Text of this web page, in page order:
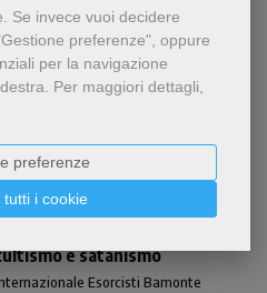
Se invece vuoi decidere
preferenze", oppure
per la navigazione
Per maggiori dettagli,
tutti i cookie
preferenze
- 5%
e corposo
dell'uomo e
sostenuta
Esorcisti Bamonte
e satanismo